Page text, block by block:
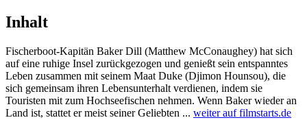
Inhalt
Fischerboot-Kapitän Baker Dill (Matthew McConaughey) hat sich
auf eine ruhige Insel zurückgezogen und genießt sein entspanntes
Leben zusammen mit seinem Maat Duke (Djimon Hounsou), die
sich gemeinsam ihren Lebensunterhalt verdienen, indem sie
Touristen mit zum Hochseefischen nehmen. Wenn Baker wieder an
Land ist, stattet er meist seiner Geliebten ... weiter auf filmstarts.de